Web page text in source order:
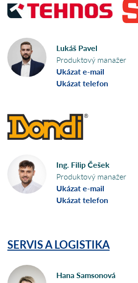
Lukáš Pavel
Produktový manažer
Ukázat e-mail
Ukázat telefon
Ing. Filip Češek
Produktový manažer
Ukázat e-mail
Ukázat telefon
SERVIS A LOGISTIKA
Hana Samsonová